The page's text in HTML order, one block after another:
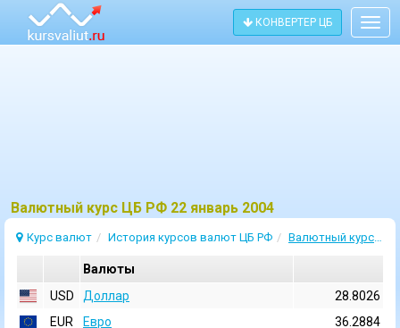
КОНВЕРТЕР ЦБ
Bалютный курс ЦБ РФ 22 январь 2004
Курс валют История курсов валют ЦБ РФ Валютный курс 22 Январь 2004
Валюты
USD
Доллар
28.8026
EUR
Евро
36.2884